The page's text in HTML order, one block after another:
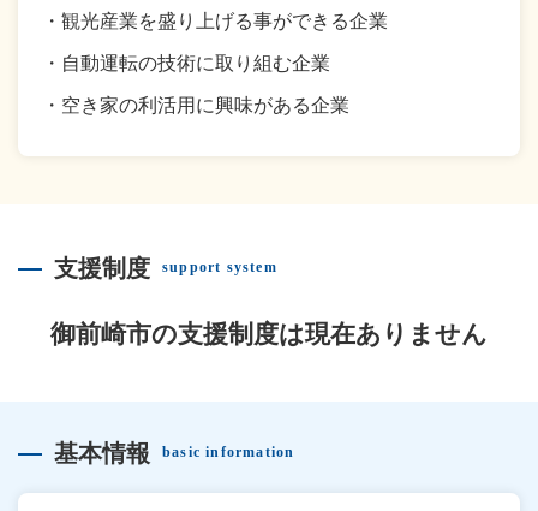
観光産業を盛り上げる事ができる企業
自動運転の技術に取り組む企業
空き家の利活用に興味がある企業
支援制度 support system
御前崎市の支援制度は現在ありません
基本情報 basic information